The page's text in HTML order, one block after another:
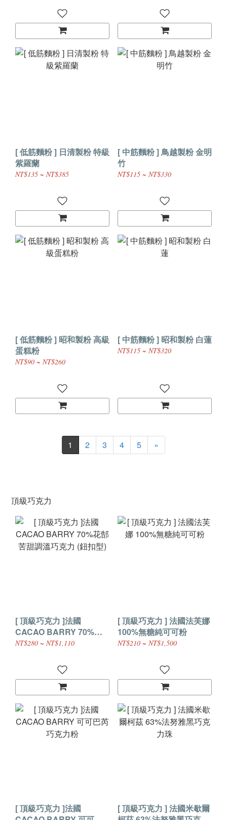
[ 低筋麵粉 ] 日清製粉 特級
紫羅蘭
NT$135 ~ NT$385
[ 中筋麵粉 ] 鳥越製粉 金明
竹
NT$115 ~ NT$330
[ 低筋麵粉 ] 昭和製粉 高級
蛋糕粉
NT$90 ~ NT$260
[ 中筋麵粉 ] 昭和製粉 白蓮
NT$115 ~ NT$320
1 2 3 4 5 »
頂級巧克力
[ 頂級巧克力 ]法國
CACAO BARRY 70%花
郜苦甜調溫巧克力 (鈕扣
NT$280 ~ NT$1,110
[ 頂級巧克力 ] 法國法芙娜
100%無糖純可可粉
NT$210 ~ NT$1,500
[ 頂級巧克力 ]法國
[ 頂級巧克力 ] 法國米歇爾